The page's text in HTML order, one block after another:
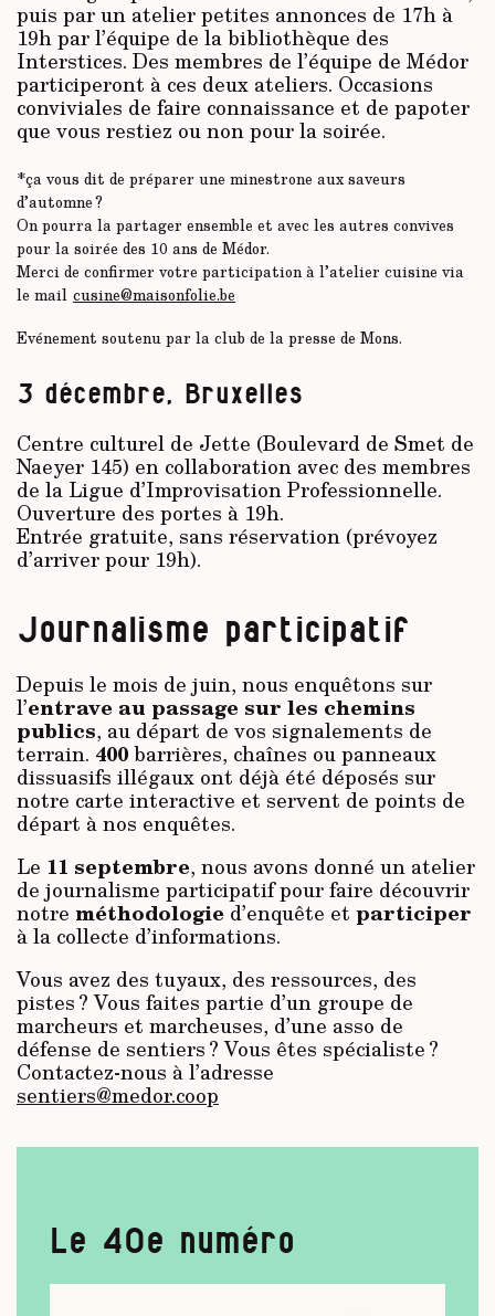
puis par un atelier petites annonces de 17h à
19h par l’équipe de la bibliothèque des
Interstices. Des membres de l’équipe de Médor
participeront à ces deux ateliers. Occasions
conviviales de faire connaissance et de papoter
que vous restiez ou non pour la soirée.
*ça vous dit de préparer une minestrone aux saveurs
d’automne ?
On pourra la partager ensemble et avec les autres convives
pour la soirée des 10 ans de Médor.
Merci de confirmer votre participation à l’atelier cuisine via
le mail cusine@maisonfolie.be
Evénement soutenu par la club de la presse de Mons.
3 décembre, Bruxelles
Centre culturel de Jette (Boulevard de Smet de
Naeyer 145) en collaboration avec des membres
de la Ligue d’Improvisation Professionnelle.
Ouverture des portes à 19h.
Entrée gratuite, sans réservation (prévoyez
d’arriver pour 19h).
Journalisme participatif
Depuis le mois de juin, nous enquêtons sur
l’entrave au passage sur les chemins
publics, au départ de vos signalements de
terrain. 400barrières, chaînes ou panneaux
dissuasifs illégaux ont déjà été déposés sur
notre carte interactive et servent de points de
départ à nos enquêtes.
Le 11 septembre, nous avons donné un atelier
de journalisme participatif pour faire découvrir
notre méthodologie d’enquête et participer
à la collecte d’informations.
Vous avez des tuyaux, des ressources, des
pistes ? Vous faites partie d’un groupe de
marcheurs et marcheuses, d’une asso de
défense de sentiers ? Vous êtes spécialiste ?
Contactez-nous à l’adresse
sentiers@medor.coop
Le 40e numéro